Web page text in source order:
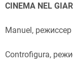
CINEMA NEL
Manuel,
Controfigura,